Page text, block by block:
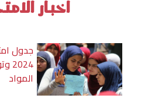
اخبار
جدول
المواد